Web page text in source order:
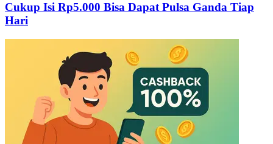
Cukup Isi Rp5.000 Bisa Dapat Pulsa Ganda Tiap
Hari